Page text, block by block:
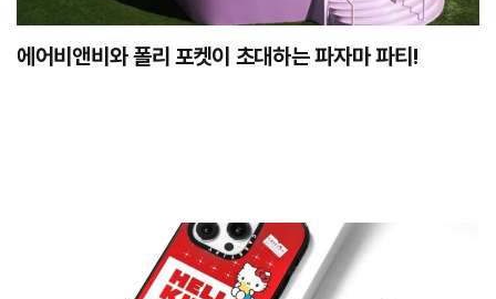
에어비앤비와 폴리 포켓이 초대하는 파자마 파티!